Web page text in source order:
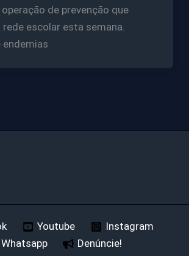
de prevenção que
escolar esta semana.
Youtube
Instagram
Whatsapp
Denúncie!